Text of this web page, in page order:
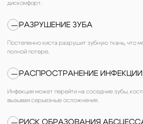
дискомфорт.
— РАЗРУШЕНИЕ ЗУБА
Постепенно киста разрушит зубную ткань, что
полной потере.
— РАСПРОСТРАНЕНИЕ ИНФЕКЦИИ
Инфекция может перейти на соседние зубы,
вызывая серьезные осложнения.
РИСК ОБРАЗОВАНИЯ